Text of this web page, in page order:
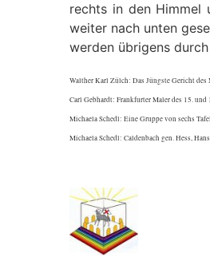
rechts in den
weiter nach unten
werden übrigens
Walther Karl Zülch: Das Jüngste Gericht
Carl Gebhardt: Frankfurter Maler des 15.
Michaela Schedl: Eine Gruppe von sechs
Michaela Schedl: Caldenbach gen. Hess,